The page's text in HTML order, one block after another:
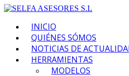
INICIO
QUIÉNES SÓMOS
NOTICIAS DE
HERRAMIENTAS
MODELOS